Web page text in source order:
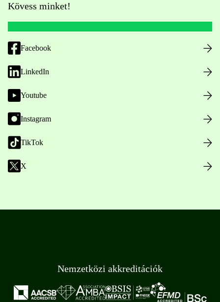
Kövess minket!
Facebook
LinkedIn
Youtube
Instagram
TikTok
X
Nemzetközi akkreditációk